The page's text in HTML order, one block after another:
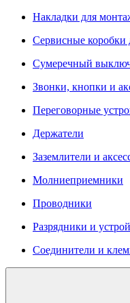
Накладки для
Сервисные коробки
Сумеречный
Звонки, кнопки и
Переговорные
Держатели
Заземлители и
Молниеприемники
Проводники
Разрядники и
Соединители и